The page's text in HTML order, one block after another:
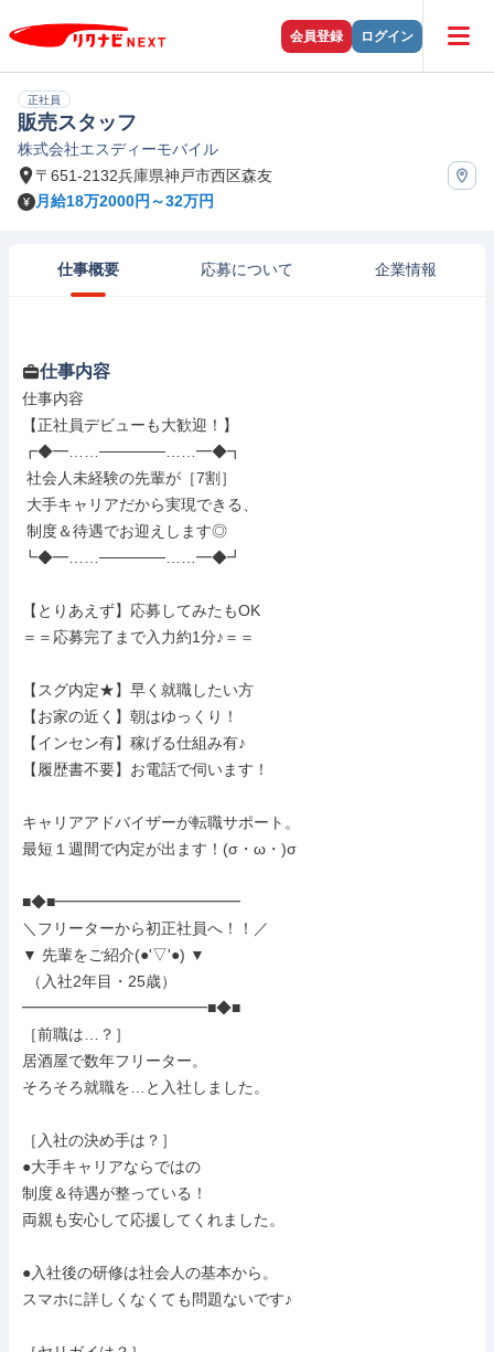
会員登録 ログイン
正社員
販売スタッフ
株式会社エスディーモバイル
〒651-2132兵庫県神戸市西区森友
月給18万2000円～32万円
仕事概要 応募について 企業情報
仕事内容
仕事内容
【正社員デビューも大歓迎！】
┏◆━……──────……━◆┓
┗◆━……──────……━◆┛
【とりあえず】応募してみたもOK
＝＝応募完了まで入力約1分♪＝＝
【スグ内定★】早く就職したい方
【お家の近く】朝はゆっくり！
【インセン有】稼げる仕組み有♪
【履歴書不要】お電話で伺います！
キャリアアドバイザーが転職サポート。
最短１週間で内定が出ます！(σ・ω・)σ
■◆■━━━━━━━━━━━━
＼フリーターから初正社員へ！！／
▼ 先輩をご紹介(●'▽'●) ▼
━━━━━━━━━━━━■◆■
［前職は…？］
居酒屋で数年フリーター。
そろそろ就職を…と入社しました。
［入社の決め手は？］
●大手キャリアならではの
制度＆待遇が整っている！
両親も安心して応援してくれました。
●入社後の研修は社会人の基本から。
スマホに詳しくなくても問題ないです♪